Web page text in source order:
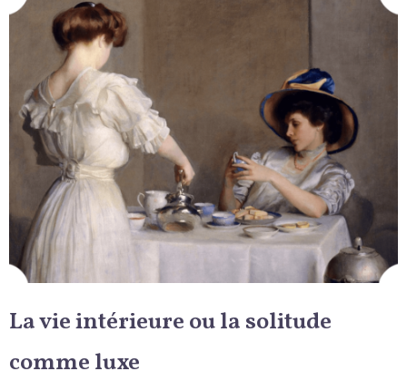
La vie intérieure ou la solitude
comme luxe